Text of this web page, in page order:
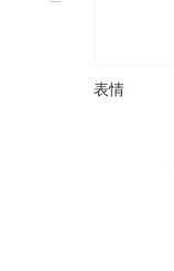
表情